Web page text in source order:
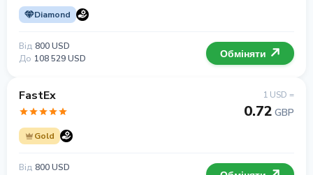
Diamond
Від 800 USD
До 108 529 USD Обміняти
FastEx
Gold
1 USD =
0.72 GBP
Від 800 USD